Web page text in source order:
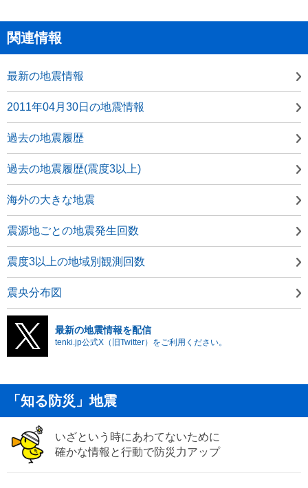
関連情報
最新の地震情報
2011年04月30日の地震情報
過去の地震履歴
過去の地震履歴(震度3以上)
海外の大きな地震
震源地ごとの地震発生回数
震度3以上の地域別観測回数
震央分布図
最新の地震情報を配信
tenki.jp公式X（旧Twitter）をご利用ください。
「知る防災」地震
いざという時にあわてないために
確かな情報と行動で防災力アップ